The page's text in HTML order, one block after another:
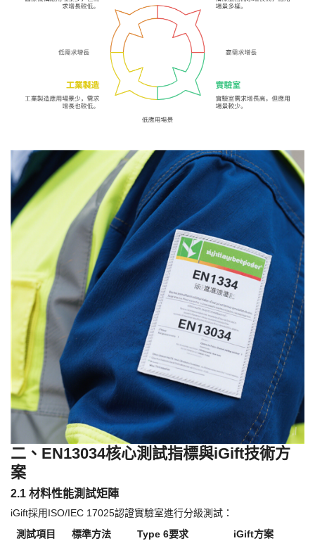
二、 EN13034核心測試指標與iGift技術方
案
2.1 材料性能測試矩陣
iGift採用ISO/IEC 17025認證實驗室進行分級測試：
測試項目
標準方法 Type 6要求
iGift方案